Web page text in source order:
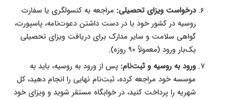
درخواست ویزای تحصیلی: مراجعه به کنسولگری یا سفارت
روسیه در کشور خود با در دست داشتن دعوت‌نامه، پاسپورت،
گواهی سلامت و سایر مدارک برای دریافت ویزای تحصیلی
یک‌بار ورود (معمولاً ۹۰ روزه).
ورود به روسیه و ثبت‌نام: پس از ورود به روسیه، باید به
موسسه خود مراجعه کرده، ثبت‌نام نهایی را انجام دهید، کل
شهریه را پرداخت کنید، در خوابگاه مستقر شوید و ویزای خود